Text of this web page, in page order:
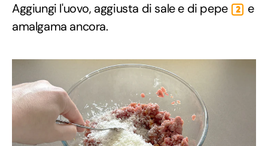
Aggiungi l'uovo, aggiusta di sale e di pepe 2
e
amalgama ancora.